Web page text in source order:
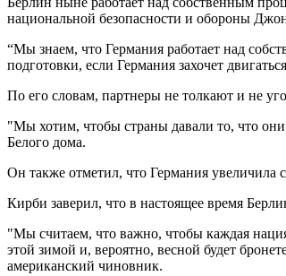
национальной безопасности и обороны
“Мы знаем, что Германия работает над
подготовки, если Германия захочет
По его словам, партнеры не толкают и не
"Мы хотим, чтобы страны давали то, что они
Белого дома.
Он также отметил, что Германия увеличила
Кирби заверил, что в настоящее время
"Мы считаем, что важно, чтобы каждая
этой зимой и, вероятно, весной будет
американский чиновник.